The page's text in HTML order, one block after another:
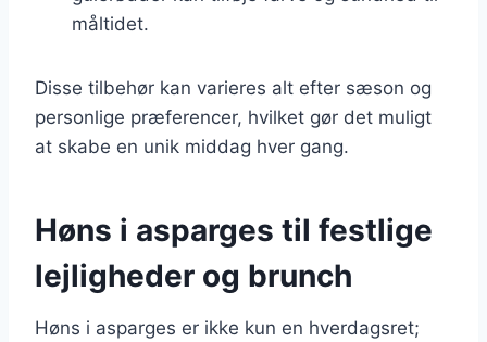
måltidet.
Disse tilbehør kan varieres alt efter sæson og
personlige præferencer, hvilket gør det muligt
at skabe en unik middag hver gang.
Høns i asparges til festlige
lejligheder og brunch
Høns i asparges er ikke kun en hverdagsret;